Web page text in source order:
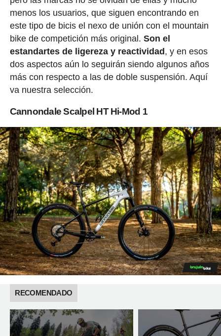
menos los usuarios, que siguen encontrando en
este tipo de bicis el nexo de unión con el mountain
bike de competición más original. Son el
estandartes de ligereza y reactividad, y en esos
dos aspectos aún lo seguirán siendo algunos años
más con respecto a las de doble suspensión. Aquí
va nuestra selección.
Cannondale Scalpel HTHi-Mod 1
RECOMENDADO